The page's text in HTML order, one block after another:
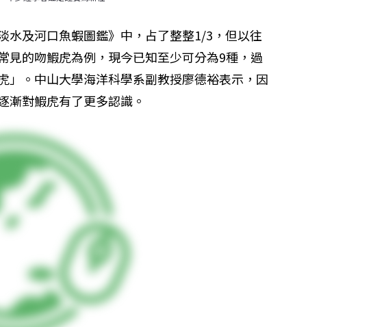
水及河口魚蝦圖鑑》中，占了整整1/3，但以往
見的吻鰕虎為例，現今已知至少可分為9種，過
」。中山大學海洋科學系副教授廖德裕表示，因
漸對鰕虎有了更多認識。